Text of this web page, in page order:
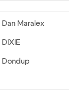
Dan Maralex
DIXIE
Dondup